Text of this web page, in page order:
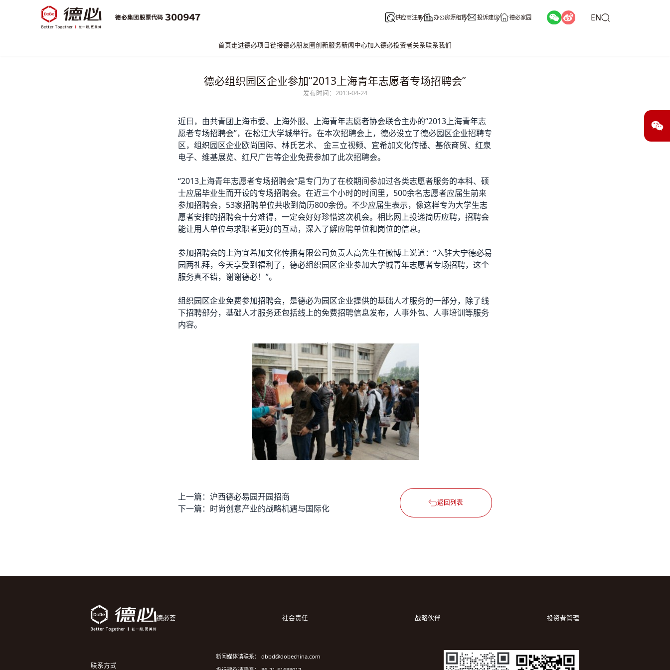
供应商注册 办公房源租赁 投诉建议 德必家园 EN
首页走进德必项目链接德必朋友圈创新服务新闻中心加入德必投资者关系联系我们
德必组织园区企业参加“2013上海青年志愿者专场招聘会”
发布时间：2013-04-24
近日，由共青团上海市委、上海外服、上海青年志愿者协会联合主办的“2013上海青年志
愿者专场招聘会”，在松江大学城举行。在本次招聘会上， 德必设立了德必园区企业招聘专
区，组织园区企业欧尚国际、林氏艺术、 金三立视频、宜希加文化传播、基依商贸、红泉
电子、维基展览、红尺广告等企业免费参加了此次招聘会。
“2013上海青年志愿者专场招聘会”是专门为了在校期间参加过各类志愿者服务的本科、硕
士应届毕业生而开设的专场招聘会。在近三个小时的时间里，500余名志愿者应届生前来
参加招聘会，53家招聘单位共收到简历800余份。不少应届生表示，像这样专为大学生志
愿者安排的招聘会十分难得，一定会好好珍惜这次机会。相比网上投递简历应聘，招聘会
能让用人单位与求职者更好的互动，深入了解应聘单位和岗位的信息。
参加招聘会的上海宜希加文化传播有限公司负责人高先生在微博上说道：“入驻大宁德必易
园两礼拜，今天享受到福利了，德必组织园区企业参加大学城青年志愿者专场招聘，这个
服务真不错，谢谢德必！”。
组织园区企业免费参加招聘会，是德必为园区企业提供的基础人才服务的一部分，除了线
下招聘部分，基础人才服务还包括线上的免费招聘信息发布，人事外包、人事培训等服务
内容。
上一篇： 沪西德必易园开园招商
下一篇： 时尚创意产业的战略机遇与国际化
返回列表
德必荟 社会责任 战略伙伴 投资者管理
联系方式
新闻媒体请联系： dbbd@dobechina.com